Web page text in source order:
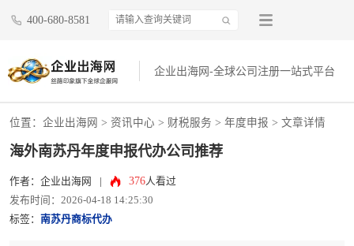
400-680-8581
企业出海网-全球公司注册一站式平台
位置： 企业出海网 > 资讯中心 > 财税服务 > 年度申报 > 文章详情
海外南苏丹年度申报代办公司推荐
作者：企业出海网 376人看过
发布时间：2026-04-18 14:25:30
标签： 南苏丹商标代办